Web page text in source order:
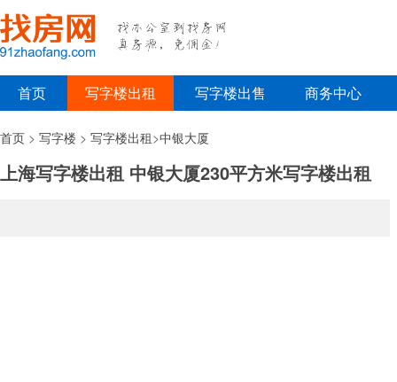
首页 写字楼出租 写字楼出售 商务中心
首页 > 写字楼 > 写字楼出租>中银大厦
上海写字楼出租 中银大厦230平方米写字楼出租